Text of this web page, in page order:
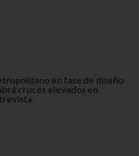
en fase de diseño
cruces elevados en